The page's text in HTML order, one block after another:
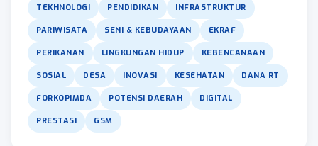
TEKHNOLOGI PENDIDIKAN INFRASTRUKTUR
PARIWISATA SENI & KEBUDAYAAN EKRAF
PERIKANAN LINGKUNGAN HIDUP KEBENCANAAN
SOSIAL DESA INOVASI KESEHATAN DANA RT
FORKOPIMDA POTENSI DAERAH DIGITAL
PRESTASI GSM